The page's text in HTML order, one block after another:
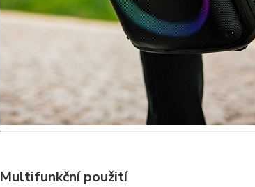
Multifunkční použití